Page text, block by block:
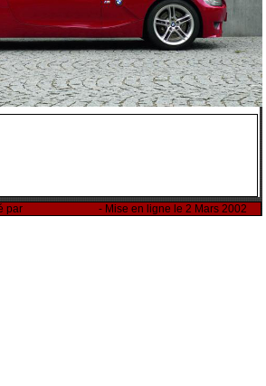
par - Mise en ligne le 2 Mars 2002